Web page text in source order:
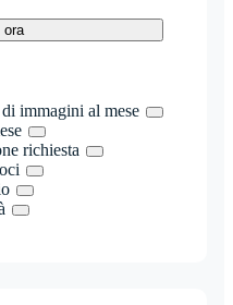
ora
immagini al mese
richiesta